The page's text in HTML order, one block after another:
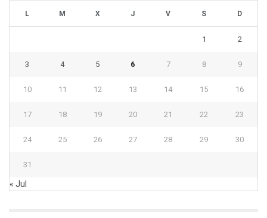
L M X J V S D
1 2
3 4 5 6 7 8 9
10 11 12 13 14 15 16
17 18 19 20 21 22 23
24 25 26 27 28 29 30
31
« Jul